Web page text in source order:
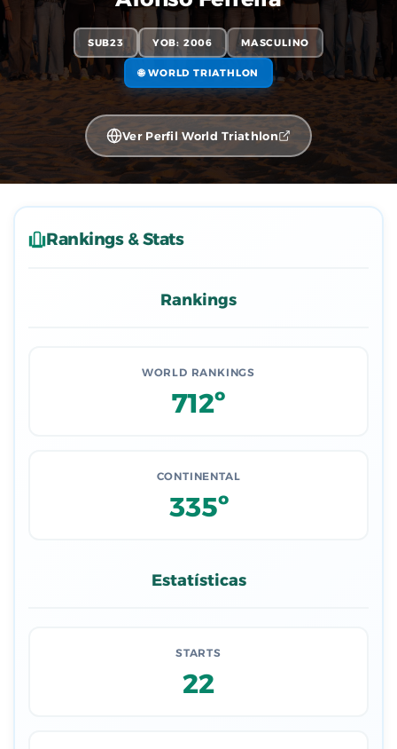
SUB23 YOB: 2006 MASCULINO
🌐 WORLD TRIATHLON
Ver Perfil World Triathlon
Rankings & Stats
Rankings
WORLD RANKINGS
712º
CONTINENTAL
335º
Estatísticas
STARTS
22